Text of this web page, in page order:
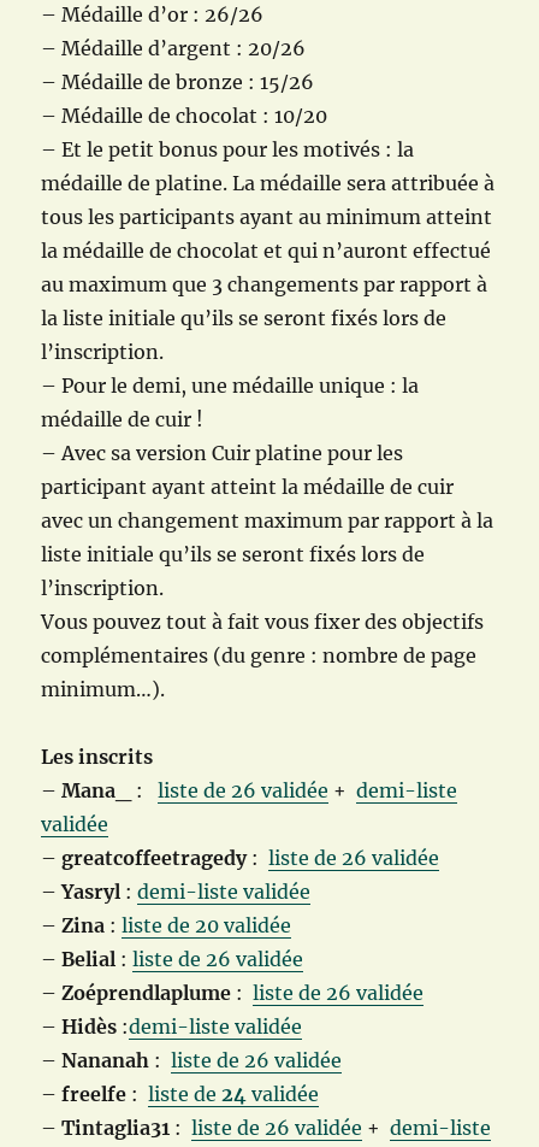
– Médaille d’or : 26/26
– Médaille d’argent : 20/26
– Médaille de bronze : 15/26
– Médaille de chocolat : 10/20
– Et le petit bonus pour les motivés : la
médaille de platine. La médaille sera attribuée à
tous les participants ayant au minimum atteint
la médaille de chocolat et qui n’auront effectué
au maximum que 3 changements par rapport à
la liste initiale qu’ils se seront fixés lors de
l’inscription.
– Pour le demi, une médaille unique : la
médaille de cuir !
– Avec sa version Cuir platine pour les
participant ayant atteint la médaille de cuir
avec un changement maximum par rapport à la
liste initiale qu’ils se seront fixés lors de
l’inscription.
Vous pouvez tout à fait vous fixer des objectifs
complémentaires (du genre : nombre de page
minimum…).
Les inscrits
–Mana_ :liste de 26 validée +demi-liste
validée
–greatcoffeetragedy:liste de 26 validée
–Yasryl :demi-liste validée
–Zina :liste de 20 validée
–Belial :liste de 26 validée
–Zoéprendlaplume :liste de 26 validée
–Hidès :demi-liste validée
–Nananah :liste de 26 validée
–freelfe :liste de24 validée
–Tintaglia31 :liste de 26 validée +demi-liste